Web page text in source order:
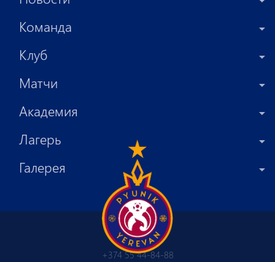
Команда
Клуб
Матчи
Академия
Лагерь
Галерея
+374 55 44-84-88